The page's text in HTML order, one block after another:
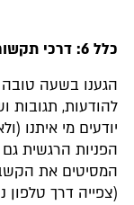
כלל 6: דרכי תקשורת
הגענו בשעה טובה
להודעות, תגובות
יודעים מי איתנו
הפניות הרגשית
המסיטים את
(צפייה דרך טלפון